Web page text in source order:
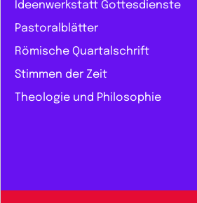
Ideenwerkstatt Gottesdienste
Pastoralblätter
Römische Quartalschrift
Stimmen der Zeit
Theologie und Philosophie